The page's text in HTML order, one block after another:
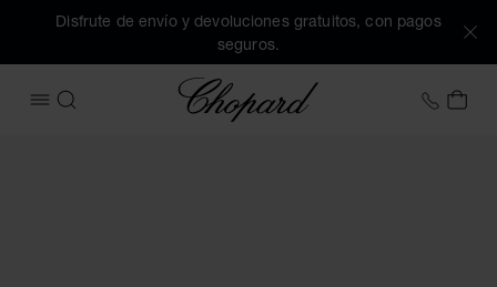
Disfrute de envío y devoluciones gratuitos, con pagos
seguros.
ABRIR MENÚ
BUSCAR
Chopard +34
MI